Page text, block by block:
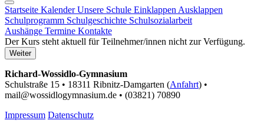
Startseite KalenderUnsere Schule Einklappen Ausklappen
Schulprogramm Schulgeschichte Schulsozialarbeit
Aushänge Termine Kontakte
Der Kurs steht aktuell für Teilnehmer/innen nicht zur Verfügung.
Weiter
Richard-Wossidlo-Gymnasium
Schulstraße 15 • 18311 Ribnitz-Damgarten (Anfahrt) •
mail@wossidlogymnasium.de • (03821) 70890
Impressum Datenschutz